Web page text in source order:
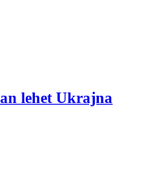
lehet Ukrajna